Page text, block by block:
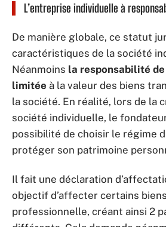
L’entreprise individuelle à
De manière globale, ce statut
caractéristiques de la société
Néanmoins la responsabilité
limitée à la valeur des biens
la société. En réalité, lors de la
société individuelle, le
possibilité de choisir le régime
protéger son patrimoine
Il fait une déclaration
objectif d’affecter certains
professionnelle, créant ainsi 2